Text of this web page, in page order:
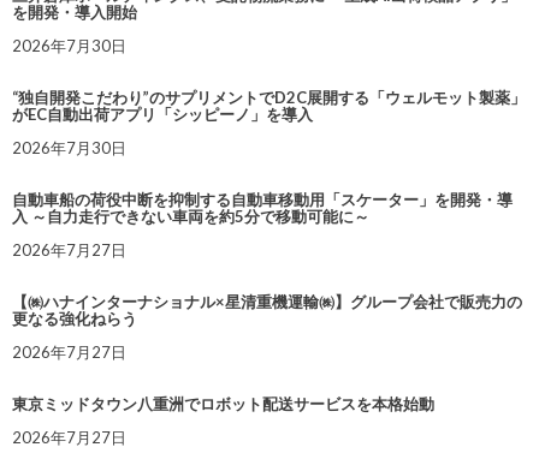
を開発・導入開始
2026年7月30日
“独自開発こだわり”のサプリメントでD2C展開する「ウェルモット製薬」
がEC自動出荷アプリ「シッピーノ」を導入
2026年7月30日
自動車船の荷役中断を抑制する自動車移動用「スケーター」を開発・導
入 ～自力走行できない車両を約5分で移動可能に～
2026年7月27日
【㈱ハナインターナショナル×星清重機運輸㈱】グループ会社で販売力の
更なる強化ねらう
2026年7月27日
東京ミッドタウン八重洲でロボット配送サービスを本格始動
2026年7月27日